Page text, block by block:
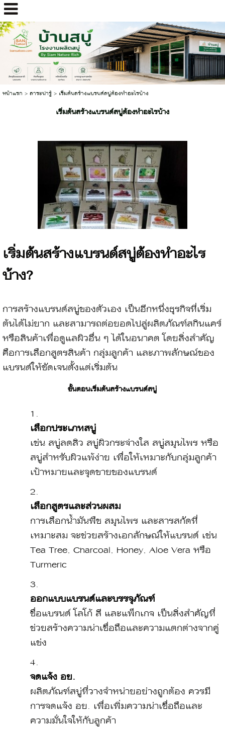
หน้าแรก > สาระน่ารู้> เริ่มต้นสร้างแบรนด์สบู่ต้องทำอะไรบ้าง
เริ่มต้นสร้างแบรนด์สบู่ต้องทำอะไรบ้าง
เริ่มต้นสร้างแบรนด์สบู่ต้องทำอะไร
บ้าง?
การสร้างแบรนด์สบู่ของตัวเอง เป็นอีกหนึ่งธุรกิจที่เริ่ม
ต้นได้ไม่ยาก และสามารถต่อยอดไปสู่ผลิตภัณฑ์สกินแคร์
หรือสินค้าเพื่อดูแลผิวอื่น ๆ ได้ในอนาคต โดยสิ่งสำคัญ
คือการเลือกสูตรสินค้า กลุ่มลูกค้า และภาพลักษณ์ของ
แบรนด์ให้ชัดเจนตั้งแต่เริ่มต้น
ขั้นตอนเริ่มต้นสร้างแบรนด์สบู่
เลือกประเภทสบู่
เช่น สบู่ลดสิว สบู่ผิวกระจ่างใส สบู่สมุนไพร หรือ
สบู่สำหรับผิวแพ้ง่าย เพื่อให้เหมาะกับกลุ่มลูกค้า
เป้าหมายและจุดขายของแบรนด์
เลือกสูตรและส่วนผสม
การเลือกน้ำมันพืช สมุนไพร และสารสกัดที่
เหมาะสม จะช่วยสร้างเอกลักษณ์ให้แบรนด์ เช่น
Tea Tree, Charcoal, Honey, Aloe Vera หรือ
Turmeric
ออกแบบแบรนด์และบรรจุภัณฑ์
ชื่อแบรนด์ โลโก้ สี และแพ็กเกจ เป็นสิ่งสำคัญที่
ช่วยสร้างความน่าเชื่อถือและความแตกต่างจากคู่
แข่ง
จดแจ้ง อย.
ผลิตภัณฑ์สบู่ที่วางจำหน่ายอย่างถูกต้อง ควรมี
การจดแจ้ง อย. เพื่อเพิ่มความน่าเชื่อถือและ
ความมั่นใจให้กับลูกค้า